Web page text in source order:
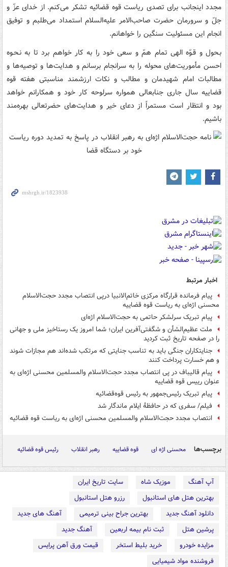
مجدد اینجانب برای تصدی ریاست قوه قضائیه تشکر می‌کنم. از خدای عزّ و
جلّ و سرورمان حضرت صاحب‌الامر علیه‌السلام استمداد می‌طلبم و توفیق
انجام این مسئولیت سنگین را خواهانم.
بـحول و قـوّه الهی تمام همّ و سعی خود را به کار خواهم برد تا به نـحـوه
احسن مأموریت‌های محوله را به سرانجام برسانم و هدایت‌ها و توصیه‌ها و
مطالبات امام شهیدمان و مطالب و نکات ارزشمند مناسبتی هفته قوه
قضاییه سال جاری جنابعالی همواره سرلوحه کار خود و همکارانم خواهد
بود و انتظار است مستمراً از دعای خیر و هدایت‌های حضرتعالی بهره‌مند
باشیم.
اخبار مرتبط
پیام فرمانده قرارگاه مرکزی خاتم‌الانبیا درپی انتصاب مجدد حجت‌الاسلام
محسنی اژه‌ای به ریاست قوه قضاییه
پیام تبریک سرلشکر حاتمی به حجت‌الاسلام اژه‌ای
ملت عظیم‌الشأن و شگفتی‌آفرین ایران؛ شما امروز یک رستاخیز ملی و جهانی
را در صفحه تاریخ ثبت کردید
جنایتکاران جنگی باید به تناسب جنایتی که مرتکب شده‌اند هم مجازات شوند
و هم خسارت پرداخت کنند
پیام قالیباف در پی انتصاب مجدد حجت‌الاسلام والمسلمین محسنی اژه‌ای به
عنوان رییس قوه قضاییه
پیام تبریک رئیس‌جمهور به رئیس قوه‌قضائیه
فیلم/ سفری که در حافظهٔ ایلام ماندگار شد
انتصاب مجدد حجت‌الاسلام والمسلمین محسنی اژه‌ای به ریاست قوه قضائیه
برچسب‌ها محسنی اژه ای قوه قضاییه رهبر انقلاب رئیس قوه قضائیه
آپ آهنگ موزیک شاه
سایت تاریخ ایران
بهترین هتل های استانبول
رزرو هتل استانبول
دانلود آهنگ جدید
بهترین جراح بینی ترمیمی
آهنگ های جدید
پرشین هتل
ثبت نام بیمه اربعین
آهنگ جدید
مزایده خودرو
خرید بلیط استخر
قیمت ورق آهن پرایس
فروشنده مواد شیمیایی